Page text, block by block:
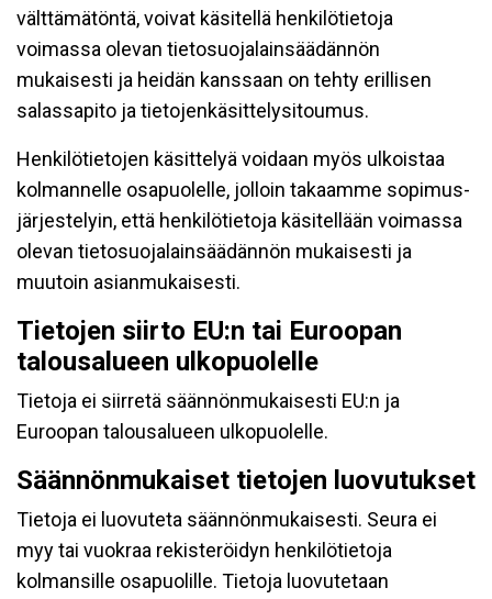
välttämätöntä, voivat käsitellä henkilötietoja
voimassa olevan tietosuojalainsäädännön
mukaisesti ja heidän kanssaan on tehty erillisen
salassapito ja tietojenkäsittelysitoumus.
Henkilötietojen käsittelyä voidaan myös ulkoistaa
kolmannelle osapuolelle, jolloin takaamme sopimus-
järjestelyin, että henkilötietoja käsitellään voimassa
olevan tietosuojalainsäädännön mukaisesti ja
muutoin asianmukaisesti.
Tietojen siirto EU:n tai Euroopan
talousalueen ulkopuolelle
Tietoja ei siirretä säännönmukaisesti EU:n ja
Euroopan talousalueen ulkopuolelle.
Säännönmukaiset tietojen luovutukset
Tietoja ei luovuteta säännönmukaisesti. Seura ei
myy tai vuokraa rekisteröidyn henkilötietoja
kolmansille osapuolille. Tietoja luovutetaan